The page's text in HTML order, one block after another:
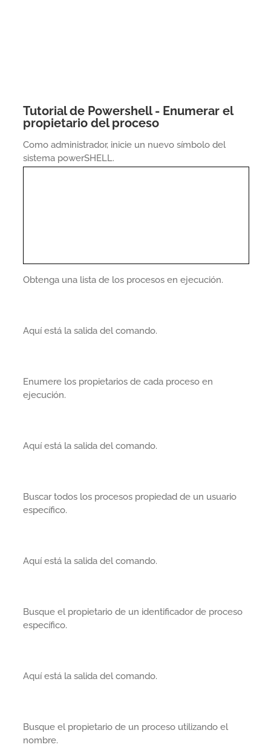
Tutorial de Powershell - Enumerar el
propietario del proceso
Como administrador, inicie un nuevo símbolo del
sistema powerSHELL.
Obtenga una lista de los procesos en ejecución.
Aquí está la salida del comando.
Enumere los propietarios de cada proceso en
ejecución.
Aquí está la salida del comando.
Buscar todos los procesos propiedad de un usuario
específico.
Aquí está la salida del comando.
Busque el propietario de un identificador de proceso
específico.
Aquí está la salida del comando.
Busque el propietario de un proceso utilizando el
nombre.